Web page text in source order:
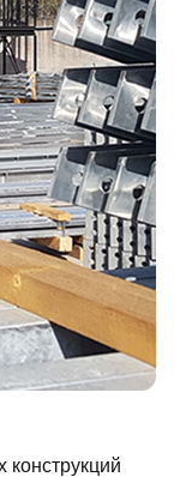
конструкций